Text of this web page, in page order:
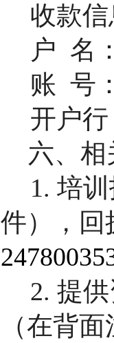
收款
户 名
账 号
开户
六、
1. 培
件），回
2. 提
（在背